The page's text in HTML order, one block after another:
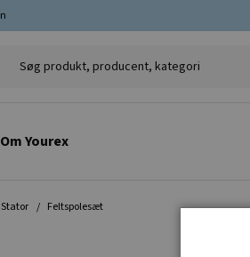
Om Yourex
Feltspolesæt